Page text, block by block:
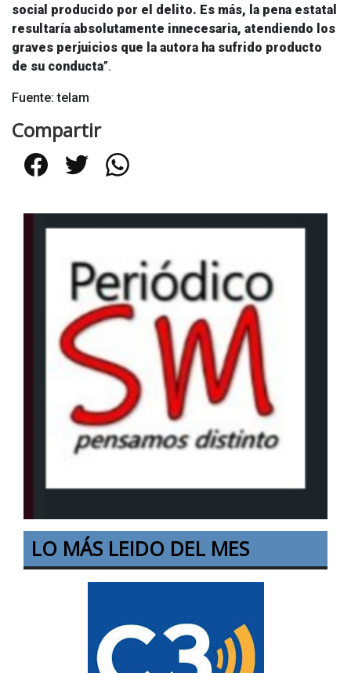
social producido por el delito. Es más, la pena estatal
resultaría absolutamente innecesaria, atendiendo los
graves perjuicios que la autora ha sufrido producto
de su conducta”.
Fuente: telam
Compartir
FacebookTwitterWhatsApp
LO MÁS LEIDO DEL MES